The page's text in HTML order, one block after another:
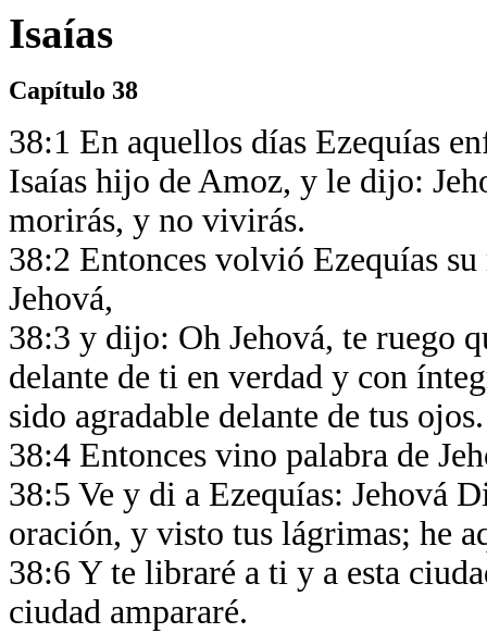
Isaías
Capítulo 38
38:1 En aquellos días Ezequías
Isaías hijo de Amoz, y le dijo:
morirás, y no vivirás.
38:2 Entonces volvió Ezequías
Jehová,
38:3 y dijo: Oh Jehová, te ruego
delante de ti en verdad y con
sido agradable delante de tus
38:4 Entonces vino palabra de
38:5 Ve y di a Ezequías: Jehová
oración, y visto tus lágrimas; he
38:6 Y te libraré a ti y a esta
ciudad ampararé.